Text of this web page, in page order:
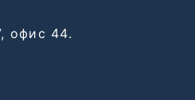
офис 44.